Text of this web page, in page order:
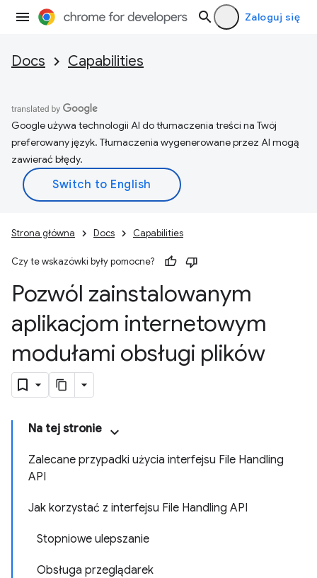
Zaloguj się
Docs Capabilities
Google używa technologii AI do tłumaczenia treści na Twój
preferowany język. Tłumaczenia wygenerowane przez AI mogą
zawierać błędy.
Strona główna Docs Capabilities
Czy te wskazówki były pomocne?
Pozwól zainstalowanym
aplikacjom internetowym
modułami obsługi plików
Na tej stronie
Zalecane przypadki użycia interfejsu File Handling
API
Jak korzystać z interfejsu File Handling API
Stopniowe ulepszanie
Obsługa przeglądarek